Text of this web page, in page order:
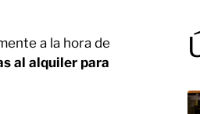
a la hora de
al alquiler para